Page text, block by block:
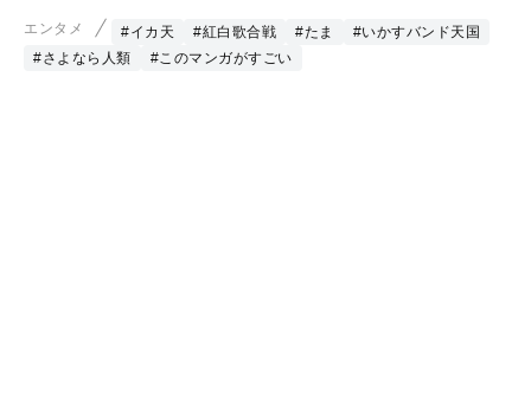
エンタメ #イカ天 #紅白歌合戦 #たま
#いかすバンド天国
#さよなら人類
#このマンガがすごい